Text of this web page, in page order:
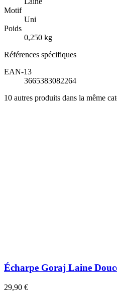
Motif
Uni
Poids
0,250 kg
Références spécifiques
EAN-13
3665383082264
10 autres produits dans la même
Écharpe Goraj Laine
29,90 €